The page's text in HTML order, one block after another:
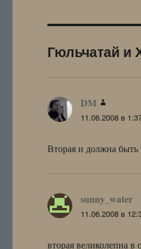
Гюльчатай и
DM
11.06.2008 в
Вторая и должна
sunny_water
11.06.2008 в
вторая великолепна в